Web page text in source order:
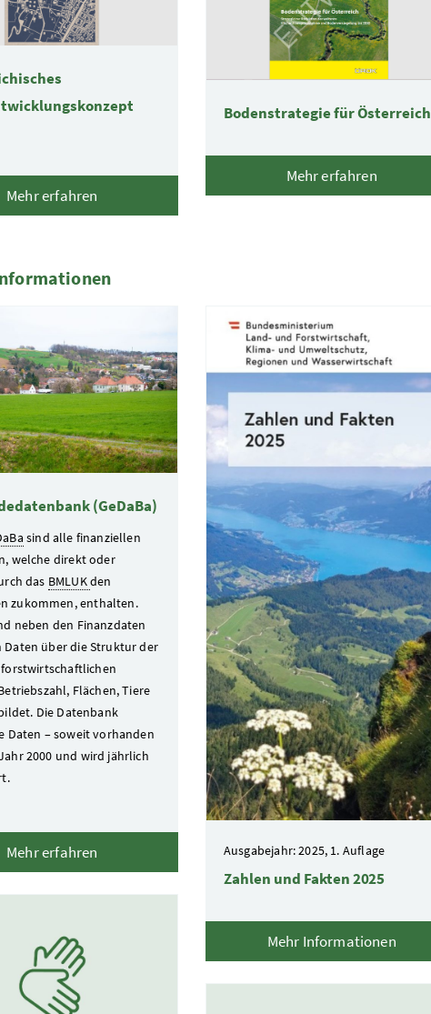
Mehr erfahren
Bodenstrategie für Österreich
Mehr erfahren
(GeDaBa)
sind alle finanziellen
welche direkt oder
das BMLUKden
zukommen, enthalten.
neben den Finanzdaten
Daten über die Struktur der
Flächen, Tiere
Die Datenbank
Daten – soweit vorhanden
2000 und wird jährlich
Mehr erfahren Ausgabejahr: 2025, 1. Auflage
Zahlen und Fakten 2025
Mehr Informationen